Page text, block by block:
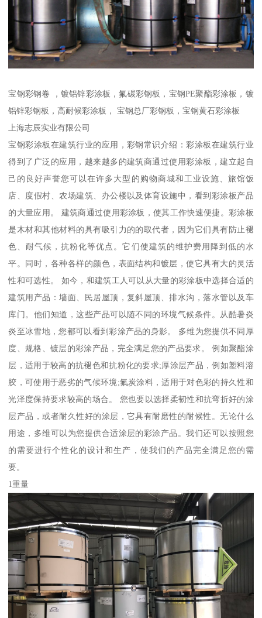
宝钢彩钢卷 ，镀铝锌彩涂板，氟碳彩钢板，宝钢PE聚酯彩涂板，镀
铝锌彩钢板，高耐候彩涂板， 宝钢总厂彩钢板，宝钢黄石彩涂板
上海志辰实业有限公司
宝钢彩涂板在建筑行业的应用，彩钢常识介绍：彩涂板在建筑行业
得到了广泛的应用，越来越多的建筑商通过使用彩涂板，建立起自
己的良好声誉您可以在许多大型的购物商城和工业设施、旅馆饭
店、度假村、农场建筑、办公楼以及体育设施中，看到彩涂板产品
的大量应用。 建筑商通过使用彩涂板，使其工作快速便捷。彩涂板
是木材和其他材料的具有吸引力的的取代者，因为它们具有防止褪
色、耐气候，抗粉化等优点。它们使建筑的维护费用降到低的水
平。同时，各种各样的颜色，表面结构和镀层，使它具有大的灵活
性和可选性。 如今，和建筑工人可以从大量的彩涂板中选择合适的
建筑用产品：墙面、民居屋顶，复斜屋顶、排水沟，落水管以及车
库门。他们知道，这些产品可以随不同的环境气候条件。从酷暑炎
炎至冰雪地，您都可以看到彩涂产品的身影。 多维为您提供不同厚
度、规格、镀层的彩涂产品，完全满足您的产品要求。 例如聚酯涂
层，适用于较高的抗褪色和抗粉化的要求;厚涂层产品，例如塑料溶
胶，可使用于恶劣的气候环境;氟炭涂料，适用于对色彩的持久性和
光泽度保持要求较高的场合。 您也要以选择柔韧性和抗弯折好的涂
层产品，或者耐久性好的涂层，它具有耐磨性的耐候性。无论什么
用途，多维可以为您提供合适涂层的彩涂产品。我们还可以按照您
的需要进行个性化的设计和生产，使我们的产品完全满足您的需
要。
1重量